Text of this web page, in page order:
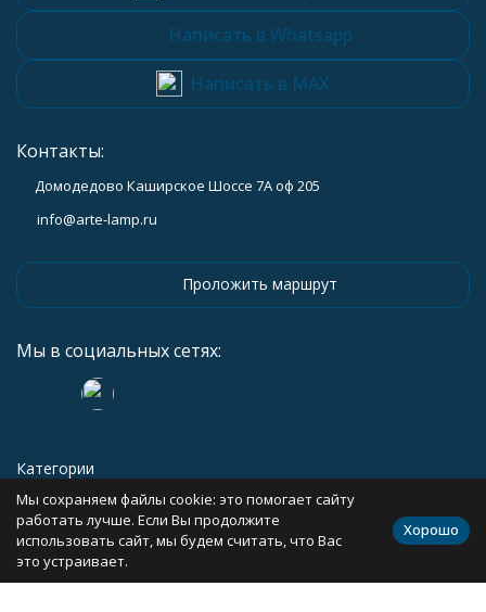
Написать в Whatsapp
Написать в MAX
Контакты:
Домодедово Каширское Шоссе 7А оф 205
info@arte-lamp.ru
Проложить маршрут
Мы в социальных сетях:
Категории
Информация
Политика персональных данных Карта сайта
Мы сохраняем файлы cookie: это помогает сайту
работать лучше. Если Вы продолжите
использовать сайт, мы будем считать, что Вас
это устраивает.
Хорошо